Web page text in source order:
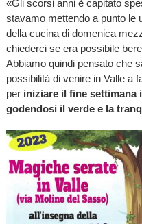
«Gli scorsi anni è capitato
stavamo mettendo a punto le
della cucina di domenica
chiederci se era possibile
Abbiamo quindi pensato che
possibilità di venire in Valle a
per iniziare il fine settimana
godendosi il verde e la